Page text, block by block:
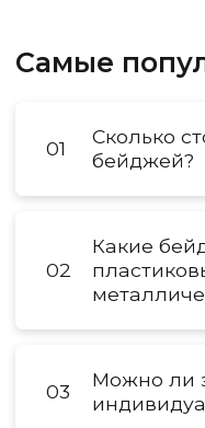
Самые
01
Сколько
бейджей?
02
Какие
03
Можно ли